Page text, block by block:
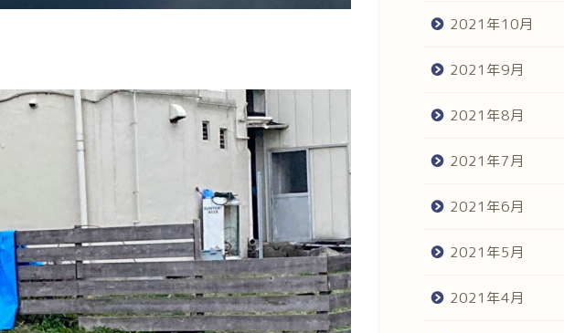
2021年10月
2021年9月
2021年8月
2021年7月
2021年6月
2021年5月
2021年4月